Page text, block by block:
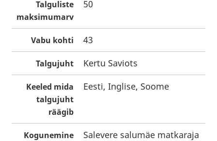
Talguliste
maksimumarv
50
Vabu kohti 43
Talgujuht Kertu Saviots
Keeled mida
talgujuht
räägib
Eesti, Inglise, Soome
Kogunemine
Salevere salumäe matkaraja